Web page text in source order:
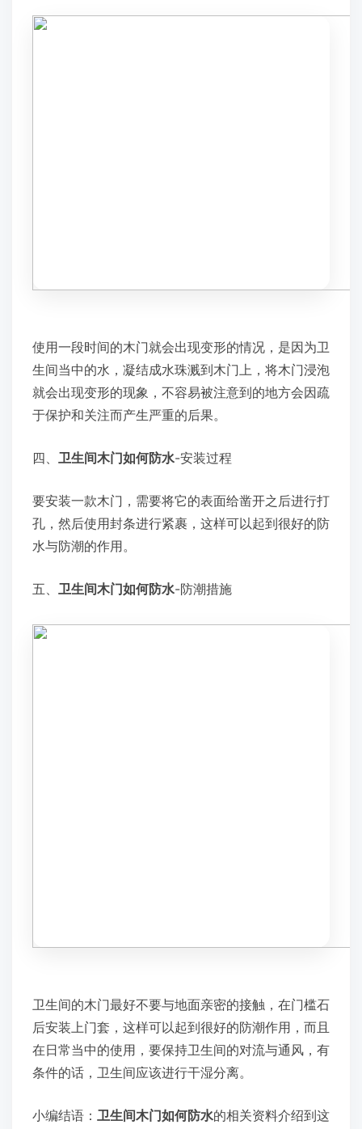
使用一段时间的木门就会出现变形的情况，是因为卫
生间当中的水，凝结成水珠溅到木门上，将木门浸泡
就会出现变形的现象，不容易被注意到的地方会因疏
于保护和关注而产生严重的后果。
四、 卫生间木门如何防水-安装过程
要安装一款木门，需要将它的表面给凿开之后进行打
孔，然后使用封条进行紧裹，这样可以起到很好的防
水与防潮的作用。
五、 卫生间木门如何防水-防潮措施
卫生间的木门最好不要与地面亲密的接触，在门槛石
后安装上门套，这样可以起到很好的防潮作用，而且
在日常当中的使用，要保持卫生间的对流与通风，有
条件的话，卫生间应该进行干湿分离。
小编结语： 卫生间木门如何防水的相关资料介绍到这